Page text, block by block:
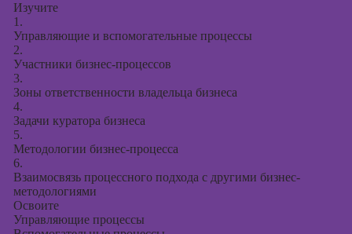
Изучите
1.
Управляющие и вспомогательные процессы
2.
Участники бизнес-процессов
3.
Зоны ответственности владельца бизнеса
4.
Задачи куратора бизнеса
5.
Методологии бизнес-процесса
6.
Взаимосвязь процессного подхода с другими бизнес-
методологиями
Освоите
Управляющие процессы